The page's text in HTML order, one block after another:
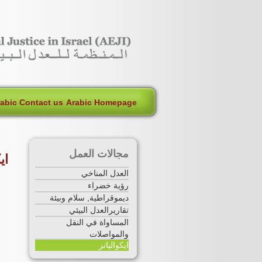
Arabic Homepage
Contact us
مجالات العمل
العدل المناخي
رؤية خضراء
ديموقراطية, سلام وبيئة
تقاريرالعدل البيئي
المساواة في النقل
والمواصلات
ايكواليانز